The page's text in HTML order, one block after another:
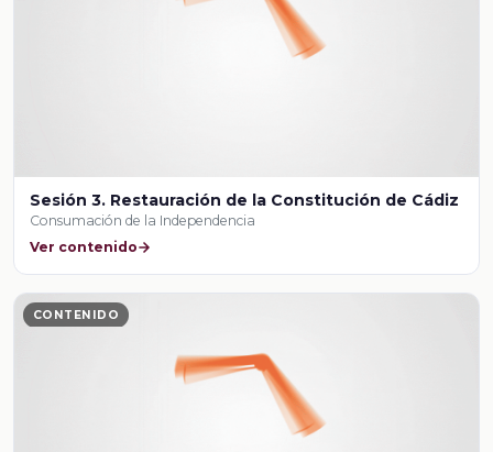
Sesión 3. Restauración de la Constitución de Cádiz
Consumación de la Independencia
Ver contenido
CONTENIDO